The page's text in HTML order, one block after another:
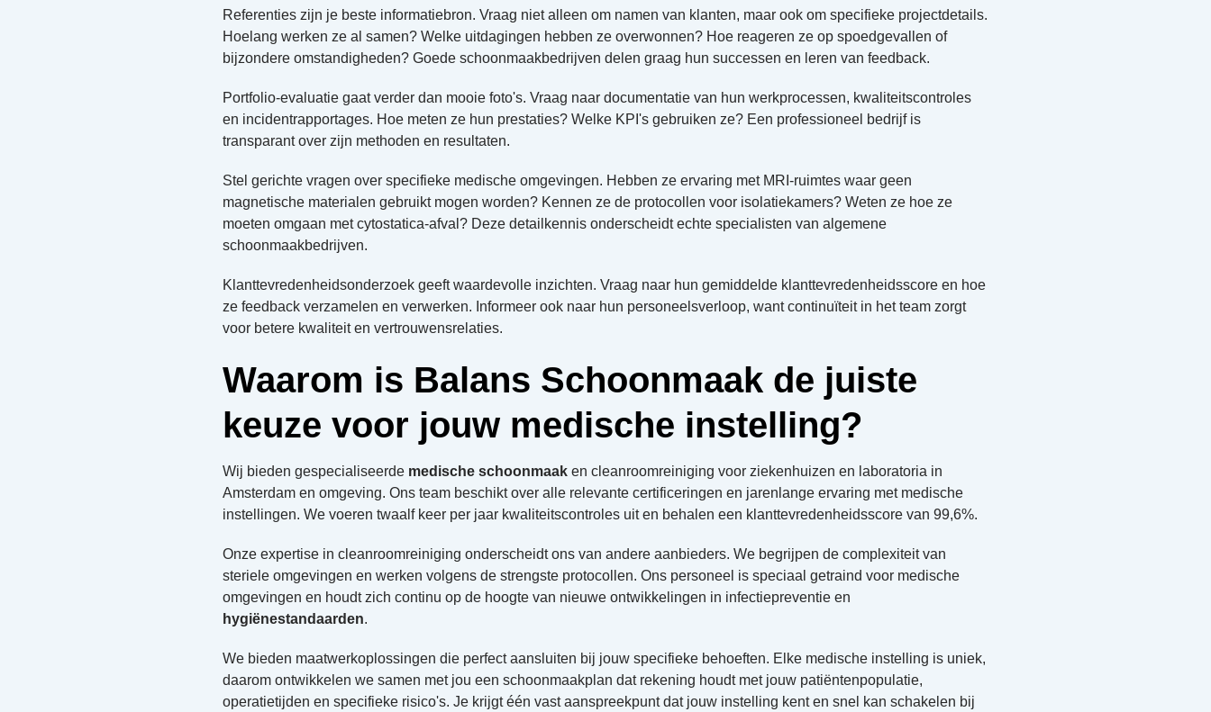
Referenties zijn je beste informatiebron. Vraag niet alleen om namen van klanten, maar ook om specifieke projectdetails.
Hoelang werken ze al samen? Welke uitdagingen hebben ze overwonnen? Hoe reageren ze op spoedgevallen of
bijzondere omstandigheden? Goede schoonmaakbedrijven delen graag hun successen en leren van feedback.
Portfolio-evaluatie gaat verder dan mooie foto's. Vraag naar documentatie van hun werkprocessen, kwaliteitscontroles
en incidentrapportages. Hoe meten ze hun prestaties? Welke KPI's gebruiken ze? Een professioneel bedrijf is
transparant over zijn methoden en resultaten.
Stel gerichte vragen over specifieke medische omgevingen. Hebben ze ervaring met MRI-ruimtes waar geen
magnetische materialen gebruikt mogen worden? Kennen ze de protocollen voor isolatiekamers? Weten ze hoe ze
moeten omgaan met cytostatica-afval? Deze detailkennis onderscheidt echte specialisten van algemene
schoonmaakbedrijven.
Klanttevredenheidsonderzoek geeft waardevolle inzichten. Vraag naar hun gemiddelde klanttevredenheidsscore en hoe
ze feedback verzamelen en verwerken. Informeer ook naar hun personeelsverloop, want continuïteit in het team zorgt
voor betere kwaliteit en vertrouwensrelaties.
Waarom is Balans Schoonmaak de juiste
keuze voor jouw medische instelling?
Wij bieden gespecialiseerde medische schoonmaak en cleanroomreiniging voor ziekenhuizen en laboratoria in
Amsterdam en omgeving. Ons team beschikt over alle relevante certificeringen en jarenlange ervaring met medische
instellingen. We voeren twaalf keer per jaar kwaliteitscontroles uit en behalen een klanttevredenheidsscore van 99,6%.
Onze expertise in cleanroomreiniging onderscheidt ons van andere aanbieders. We begrijpen de complexiteit van
steriele omgevingen en werken volgens de strengste protocollen. Ons personeel is speciaal getraind voor medische
omgevingen en houdt zich continu op de hoogte van nieuwe ontwikkelingen in infectiepreventie en
hygiënestandaarden.
We bieden maatwerkoplossingen die perfect aansluiten bij jouw specifieke behoeften. Elke medische instelling is uniek,
daarom ontwikkelen we samen met jou een schoonmaakplan dat rekening houdt met jouw patiëntenpopulatie,
operatietijden en specifieke risico's. Je krijgt één vast aanspreekpunt dat jouw instelling kent en snel kan schakelen bij